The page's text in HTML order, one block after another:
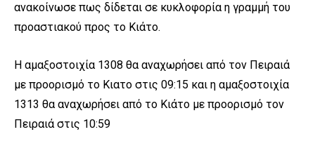
ανακοίνωσε πως δίδεται σε κυκλοφορία η γραμμή του
προαστιακού προς το Κιάτο.
Η αμαξοστοιχία 1308 θα αναχωρήσει από τον Πειραιά
με προορισμό το Κιατο στις 09:15 και η αμαξοστοιχία
1313 θα αναχωρήσει από το Κιάτο με προορισμό τον
Πειραιά στις 10:59